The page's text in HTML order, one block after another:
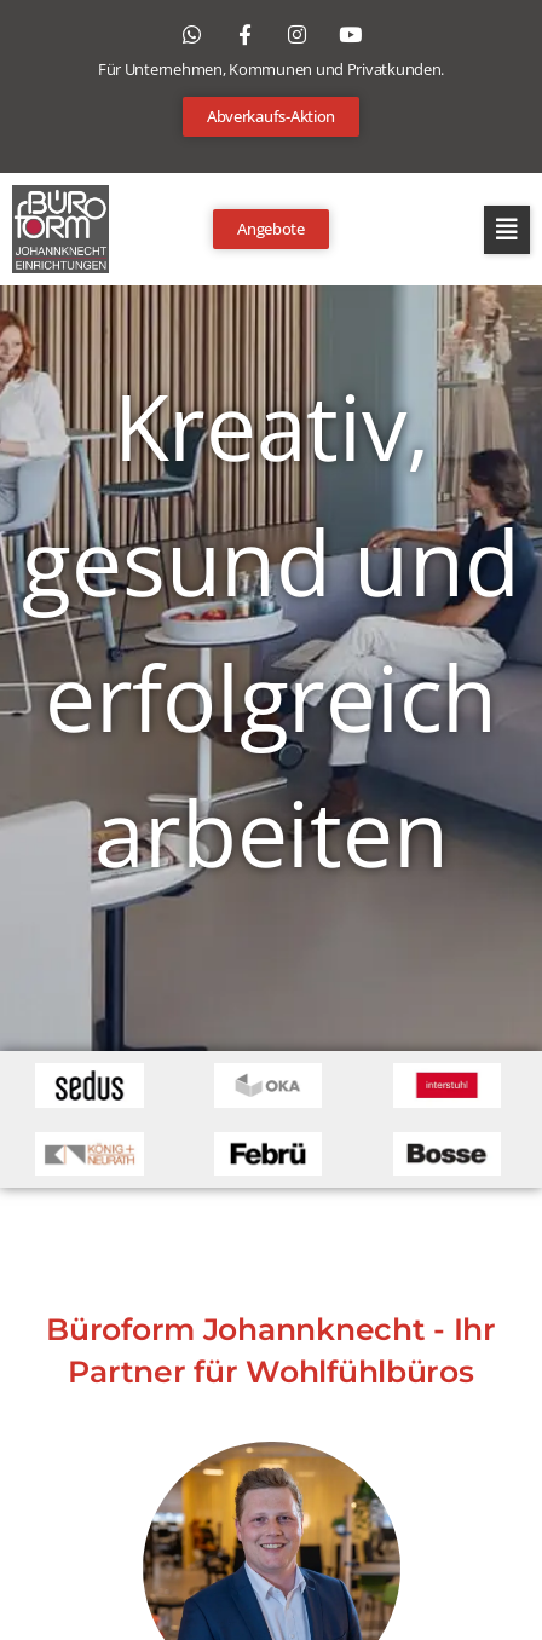
Für Unternehmen, Kommunen und Privatkunden.
Abverkaufs-Aktion
Angebote
Kreativ,
gesund und
erfolgreich
arbeiten
Büroform Johannknecht - Ihr
Partner für Wohlfühlbüros